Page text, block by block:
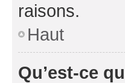
raisons.
Haut
Qu’est-ce